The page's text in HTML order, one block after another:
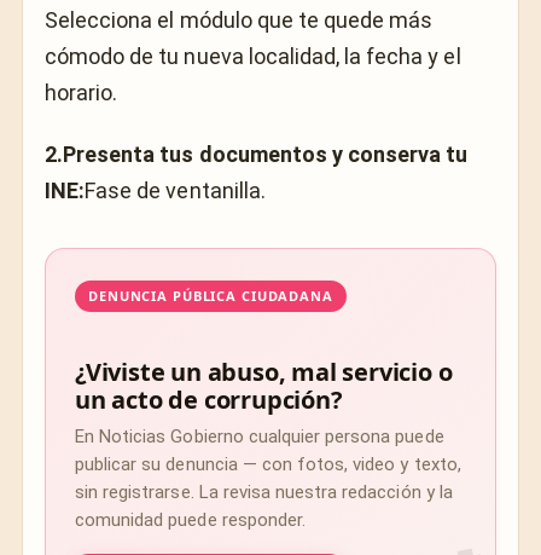
Selecciona el módulo que te quede más
cómodo de tu nueva localidad, la fecha y el
horario.
2.Presenta tus documentos y conserva tu
INE:Fase de ventanilla.
DENUNCIA PÚBLICA CIUDADANA
¿Viviste un abuso, mal servicio o
un acto de corrupción?
En Noticias Gobierno cualquier persona puede
publicar su denuncia — con fotos, video y texto,
sin registrarse. La revisa nuestra redacción y la
comunidad puede responder.